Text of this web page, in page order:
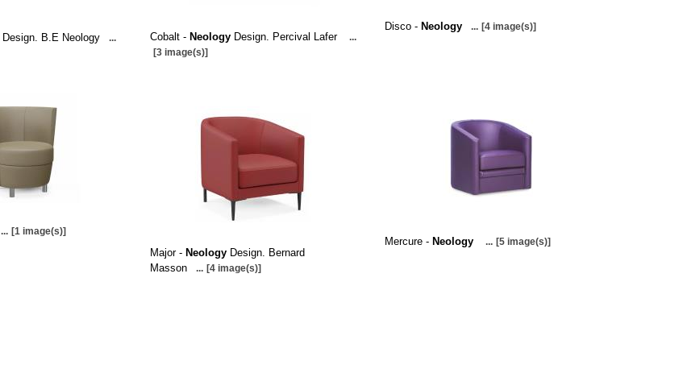
Design. B.E Neology
...
Cobalt - Neology Design. Percival Lafer
...
[3 image(s)]
Disco - Neology ... [4 image(s)]
... [1 image(s)]
Major - Neology Design. Bernard
Masson
... [4 image(s)]
Mercure - Neology ... [5 image(s)]